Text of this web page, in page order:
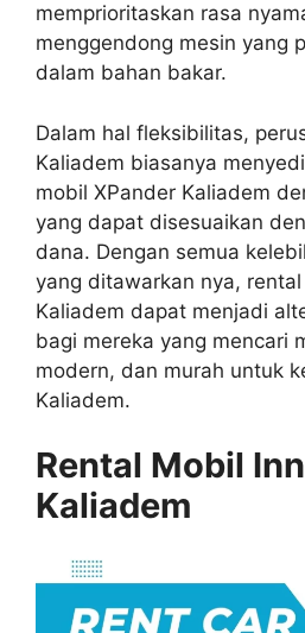
memprioritaskan rasa
menggendong mesin yang
dalam bahan bakar.
Dalam hal fleksibilitas,
Kaliadem biasanya
mobil XPander Kaliadem
yang dapat disesuaikan
dana. Dengan semua
yang ditawarkan nya,
Kaliadem dapat menjadi
bagi mereka yang mencari
modern, dan murah untuk
Kaliadem.
Rental Mobil
Kaliadem